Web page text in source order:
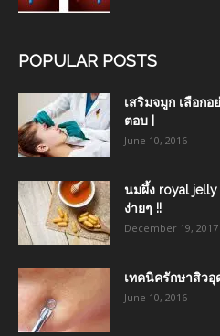
POPULAR POSTS
เสริมจมูก เลือก
ตอบ ]
June 10, 2016
นมผึ้ง royal jelly
ง่ายๆ !!
December 19, 2017
เทคนิครักษาสิวอุ
June 10, 2016